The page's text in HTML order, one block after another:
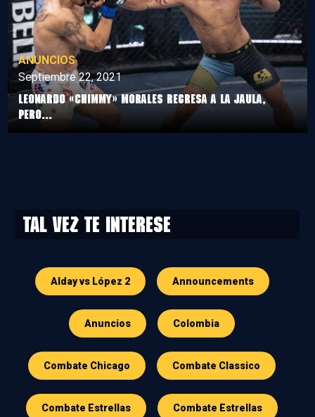
ANUNCIOS
Septiembre 22, 2021
Leonardo «Chimmy» Morales regresa a la jaula,
pero...
Tal vez te interese
Alday vs López 2 Announcements
Anuncios Colombia
Combate Chicago Combate Classico
Combate Estrellas Combate Estrellas